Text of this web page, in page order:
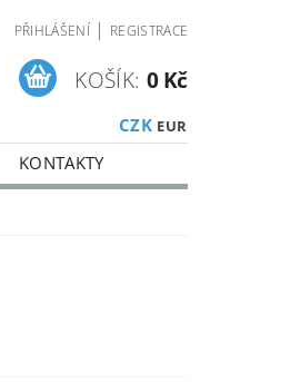
PŘIHLÁŠENÍ | REGISTRACE
CZK EUR
KOŠÍK: 0 Kč
KONTAKTY